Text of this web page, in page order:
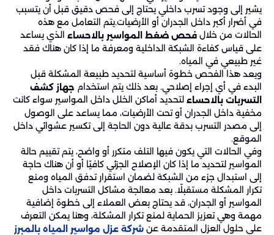
يشير إلى وجود تسرب داخلي يحتاج إلى فحص دقيق قبل أن يتسبب
في أضرار أكبر داخل الجدران أو الأرضيات.يتم التعامل مع هذه
الحالات من خلال فحص ضغط المواسير بالاحساء الذي يساعد
على قياس كفاءة الشبكة الداخلية ومعرفة ما إذا كان هناك فقد
غير طبيعي في المياه.
ويعد هذا الفحص خطوة أساسية لتحديد طبيعة المشكلة قبل
البدء في أي إجراء إصلاحي. بعد ذلك يتم استخدام جهاز كشف
التسربات بالاحساء لتحديد أماكن الخلل داخل المواسير سواء كانت
مخفية داخل الجدران أو تحت الأرضيات، مما يساعد على الوصول
إلى مصدر التسرب بدقة عالية دون الحاجة إلى تكسير عشوائي داخل
الموقع.
وفي الحالات التي يكون فيها التلف متكرر أو واضح، يتم تقييم حالة
المواسير لتحديد ما إذا كان الإصلاح الجزئي كافيًا أو أن هناك حاجة
إلى استبدال جزء من الشبكة لضمان استقرار تدفق المياه ومنع
تكرار المشكلة مستقبلًا. بعد معالجة مشاكل التسربات داخل
المواسير أو الجدران، قد يحتاج بعض العملاء إلى خطوة إضافية
مهمة وهي تعزيز الحماية لمنع تكرار المشكلة، وهنا يمكن التعرف
على حلول العزل المتقدمة عن شركة عزل مواسير المياه بالمبرز